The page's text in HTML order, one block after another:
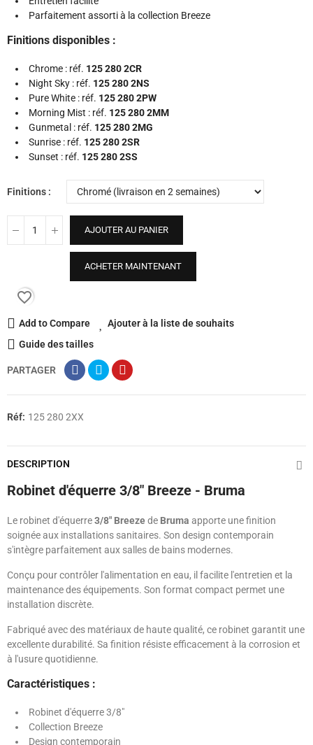
Parfaitement assorti à la collection Breeze
Finitions disponibles :
Chrome : réf. 125 280 2CR
Night Sky : réf. 125 280 2NS
Pure White : réf. 125 280 2PW
Morning Mist : réf. 125 280 2MM
Gunmetal : réf. 125 280 2MG
Sunrise : réf. 125 280 2SR
Sunset : réf. 125 280 2SS
Finitions
AJOUTER AU PANIER
ACHETER MAINTENANT
favorite_border
Add to Compare
Ajouter à la liste de souhaits
Guide des tailles
PARTAGER
Réf: 125 280 2XX
DESCRIPTION
Robinet d'équerre 3/8" Breeze - Bruma
Le robinet d'équerre3/8" Breezede Bruma apporte une finition
soignée aux installations sanitaires. Son design contemporain
s'intègre parfaitement aux salles de bains modernes.
Conçu pour contrôler l'alimentation en eau, il facilite l'entretien et la
maintenance des équipements. Son format compact permet une
installation discrète.
Fabriqué avec des matériaux de haute qualité, ce robinet garantit une
excellente durabilité. Sa finition résiste efficacement à la corrosion et
à l'usure quotidienne.
Caractéristiques :
Robinet d'équerre 3/8"
Collection Breeze
Design contemporain